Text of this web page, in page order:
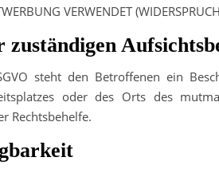
VERWENDET
steht den Betroffenen ein
oder des Orts des
Rechtsbehelfe.